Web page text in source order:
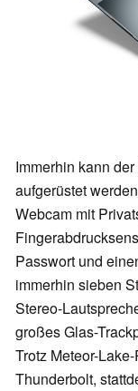
Immerhin kann
aufgerüstet
Webcam mit
Passwort und
immerhin sieben
Stereo-
großes Glas-
Trotz Meteor-
Thunderbolt,